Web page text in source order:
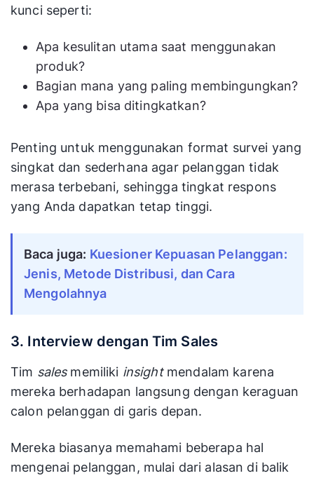
kunci seperti:
Apa kesulitan utama saat menggunakan
produk?
Bagian mana yang paling membingungkan?
Apa yang bisa ditingkatkan?
Penting untuk menggunakan format survei yang
singkat dan sederhana agar pelanggan tidak
merasa terbebani, sehingga tingkat respons
yang Anda dapatkan tetap tinggi.
Baca juga: Kuesioner Kepuasan Pelanggan:
Jenis, Metode Distribusi, dan Cara
Mengolahnya
3. Interview dengan Tim Sales
Tim salesmemiliki insightmendalam karena
mereka berhadapan langsung dengan keraguan
calon pelanggan di garis depan.
Mereka biasanya memahami beberapa hal
mengenai pelanggan, mulai dari alasan di balik